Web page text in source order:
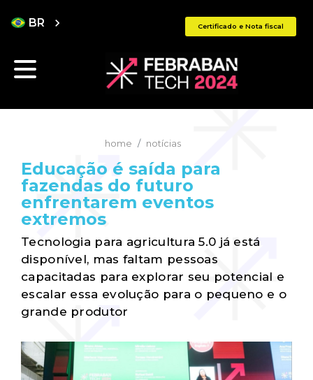
BR chevron_right Certificado e Nota fiscal
home notícias
Educação é saída para
fazendas do futuro
enfrentarem eventos
extremos
Tecnologia para agricultura 5.0 já está
disponível, mas faltam pessoas
capacitadas para explorar seu potencial e
escalar essa evolução para o pequeno e o
grande produtor